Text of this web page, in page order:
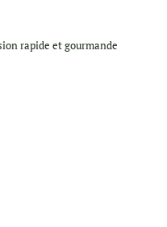
rapide et gourmande